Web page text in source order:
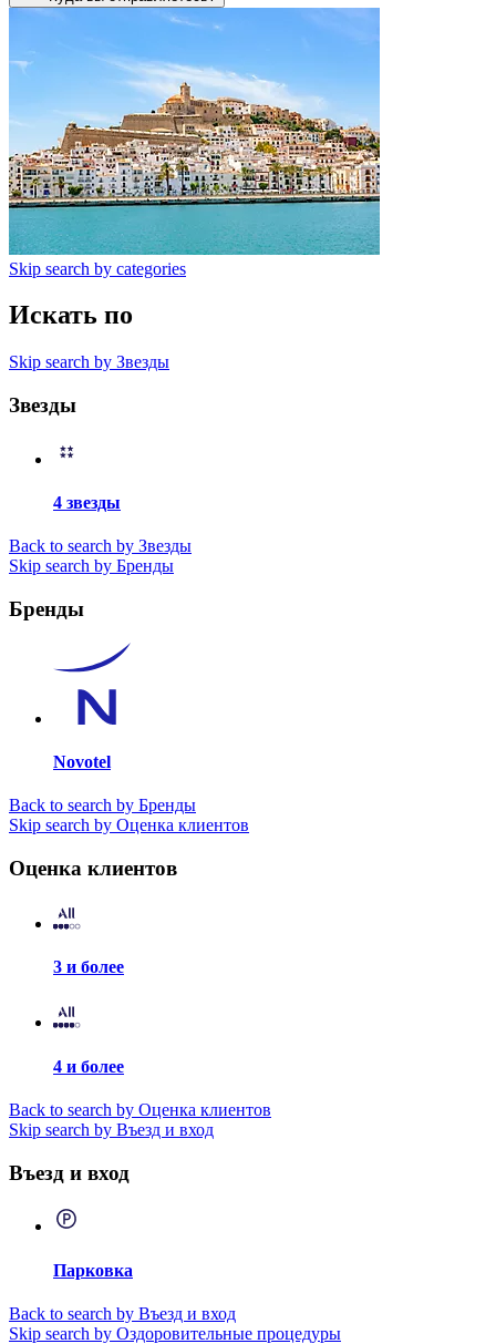
Skip search by categories
Искать по
Skip search by Звезды
Звезды
4 звезды
Back to search by Звезды
Skip search by Бренды
Бренды
Novotel
Back to search by Бренды
Skip search by Оценка клиентов
Оценка клиентов
3 и более
4 и более
Back to search by Оценка клиентов
Skip search by Въезд и вход
Въезд и вход
Парковка
Back to search by Въезд и вход
Skip search by Оздоровительные процедуры